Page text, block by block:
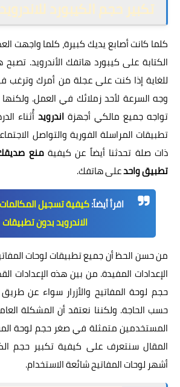
تكبير حجم الكيبورد للاندرويد
كلما كانت أصابع يديك كبيرة، كلما واجهت
الكتابة على كيبورد هاتفك الأندرويد.
للغاية إذا كنت على عجلة من أمرك
وجه السرعة لأحد زملائك في العمل.
تواجه جميع مالكي أجهزة اندرويد أُثناء
تطبيقات المراسلة الفورية والتواصل
ذات صلة تحدثنا أيضاً عن كيفيةمنع
تطبيق واحدعلى هاتفك.
اقرأ أيضاً:كيفية تسجيل
الاندرويد بدون تطبيقات
من حسن الحظ أن جميع تطبيقات لوحات
الإعدادات المفيدة. من بين هذه الإعدادات
حجم لوحة المفاتيح والأزرار سواء عن
حسب الحاجة. ولكننا نعتقد أن المشكلة
المستخدمين متمثلة في صغر حجم لوحة
المقال سنتعرف على كيفية تكبير حجم
أشهر لوحات المفاتيح شائعة الاستخدام.